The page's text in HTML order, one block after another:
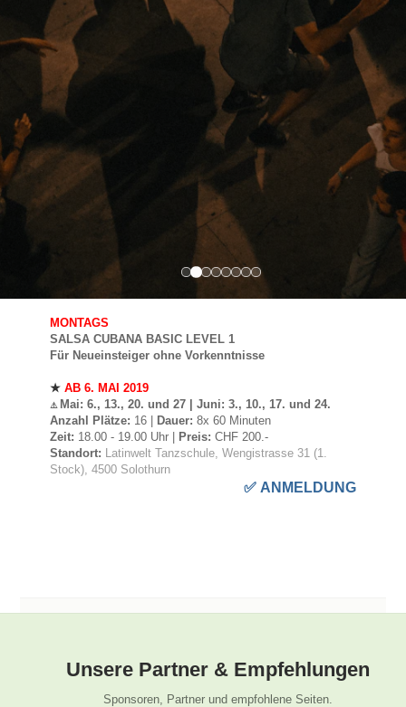
MONTAGS
SALSA CUBANA BASIC LEVEL 1
Für Neueinsteiger ohne Vorkenntnisse
★ AB 6. MAI 2019
⚠️ Mai: 6., 13., 20. und 27 | Juni: 3., 10., 17. und 24.
Anzahl Plätze: 16 | Dauer: 8x 60 Minuten
Zeit: 18.00 - 19.00 Uhr | Preis: CHF 200.-
Standort:
Latinwelt Tanzschule, Wengistrasse 31 (1.
Stock), 4500 Solothurn
✅ ANMELDUNG
Unsere Partner & Empfehlungen
Sponsoren, Partner und empfohlene Seiten.